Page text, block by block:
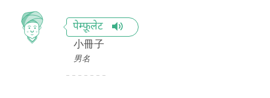
पेम्फ़ूलेट
小冊子
男名